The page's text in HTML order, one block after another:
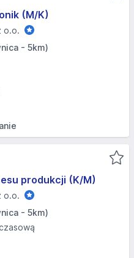
(M/K)
o.o.
- 5km)
produkcji (K/M)
o.o.
- 5km)